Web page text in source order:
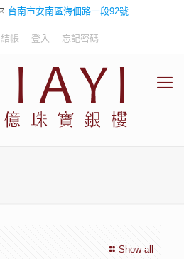
台南市安南區海佃路一段92號
結帳 登入 忘記密碼
Show all